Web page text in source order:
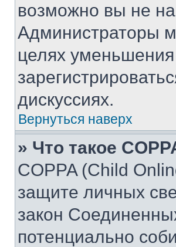
возможно вы не
Администраторы
целях
дискуссиях.
Вернуться наверх
» Что такое
COPPA (Child
защите личных
закон
потенциально